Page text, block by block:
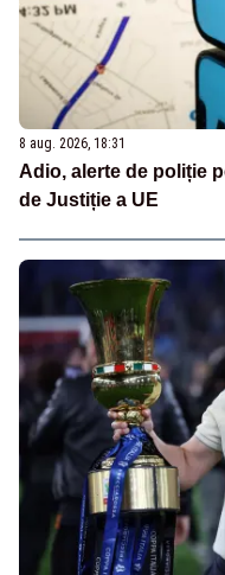
8 aug. 2026, 18:31
Adio, alerte de poliție
de Justiție a UE